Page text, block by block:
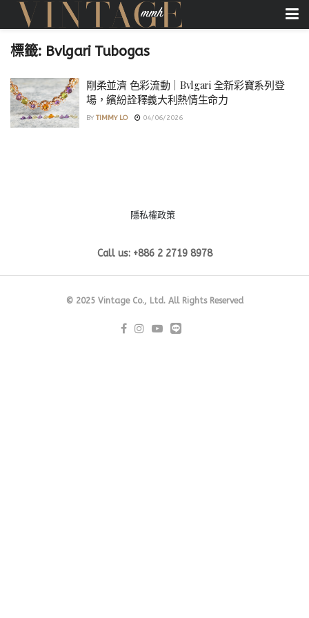
標籤: Bvlgari Tubogas
剛柔並濟 色彩流動｜Bvlgari 全新彩寶系列登
場，繽紛詮釋義大利熱情生命力
BY TIMMY LO 04/06/2026
隱私權政策
Call us: +886 2 2719 8978
© 2025 Vintage Co., Ltd. All Rights Reserved